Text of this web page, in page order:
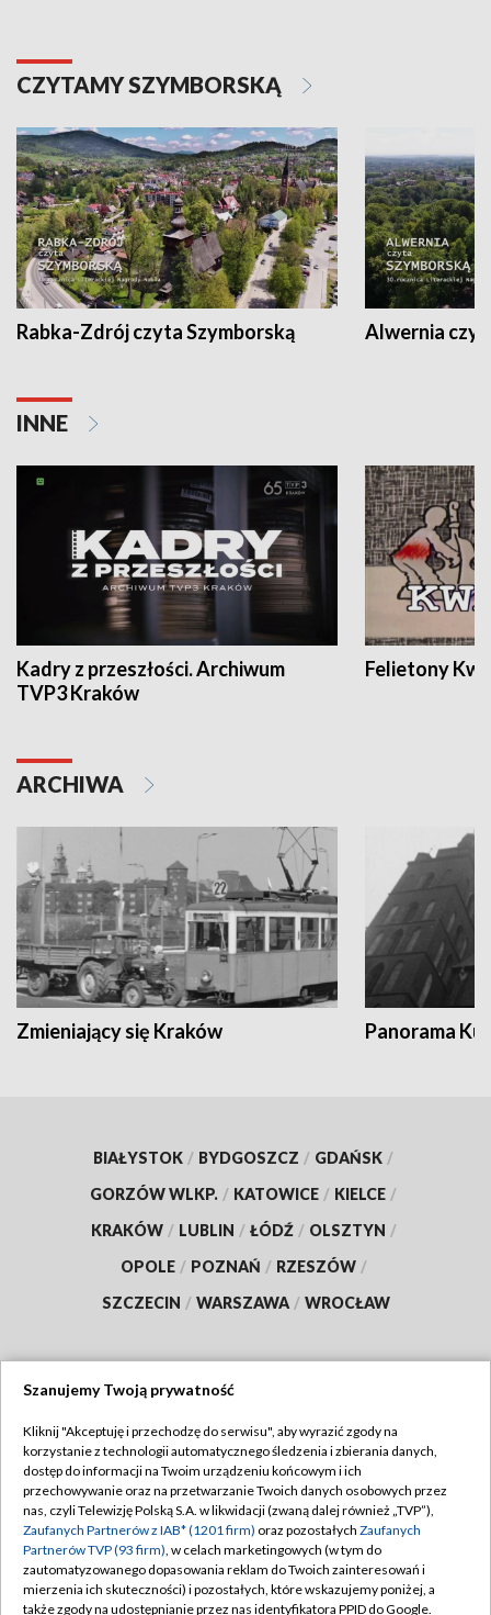
CZYTAMY SZYMBORSKĄ
Rabka-Zdrój czyta Szymborską Alwernia
INNE
Kadry z przeszłości. Archiwum
TVP3 Kraków
Felietony
ARCHIWA
Zmieniający się Kraków Panorama
BIAŁYSTOK / BYDGOSZCZ / GDAŃSK /
GORZÓW WLKP. / KATOWICE / KIELCE /
KRAKÓW / LUBLIN / ŁÓDŹ / OLSZTYN /
OPOLE / POZNAŃ / RZESZÓW /
SZCZECIN / WARSZAWA / WROCŁAW
TVP
Abonament TVP
Emisja w TVP
Centrum informacji TVP
Naziemna Telewizja Cyfrowa
Regulamin TVP
Polityka prywatności
Moje zgody
Pomoc
Szanujemy Twoją prywatność
Kliknij "Akceptuję i przechodzę do serwisu", aby wyrazić zgody na
korzystanie z technologii automatycznego śledzenia i zbierania danych,
dostęp do informacji na Twoim urządzeniu końcowym i ich
przechowywanie oraz na przetwarzanie Twoich danych osobowych przez
nas, czyli Telewizję Polską S.A. w likwidacji (zwaną dalej również „TVP”),
Zaufanych Partnerów z IAB* (1201 firm) oraz pozostałych Zaufanych
Partnerów TVP (93 firm), w celach marketingowych (w tym do
zautomatyzowanego dopasowania reklam do Twoich zainteresowań i
mierzenia ich skuteczności) i pozostałych, które wskazujemy poniżej, a
także zgody na udostępnianie przez nas identyfikatora PPID do Google.